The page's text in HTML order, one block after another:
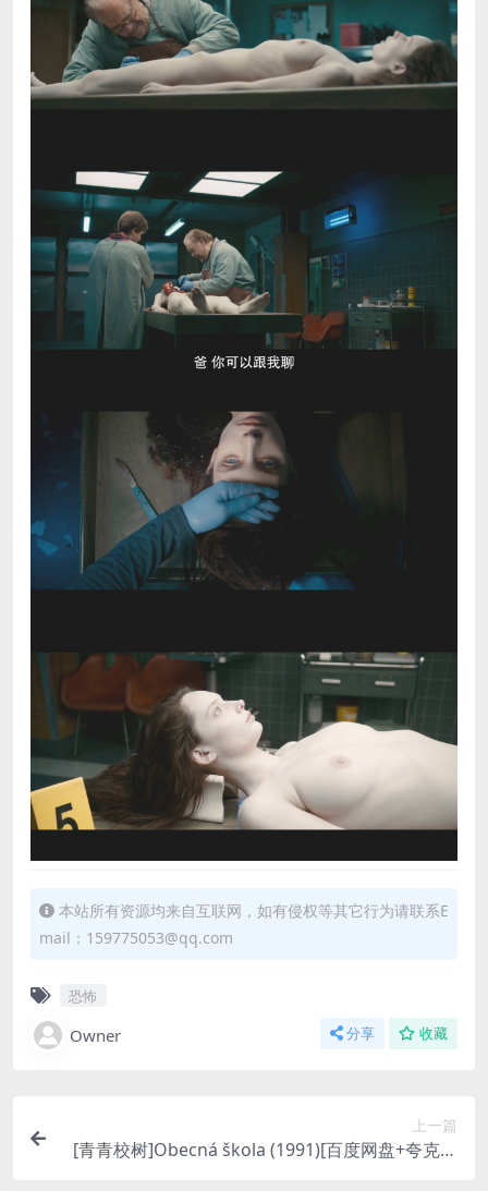
本站所有资源均来自互联网，如有侵权等其它行为请联系E
mail：159775053@qq.com
恐怖
Owner 分享 收藏
上一篇
[青青校树]Obecná škola (1991)[百度网盘+夸克网